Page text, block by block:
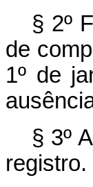
§ 2º
de
1º de
§ 3º
registro.